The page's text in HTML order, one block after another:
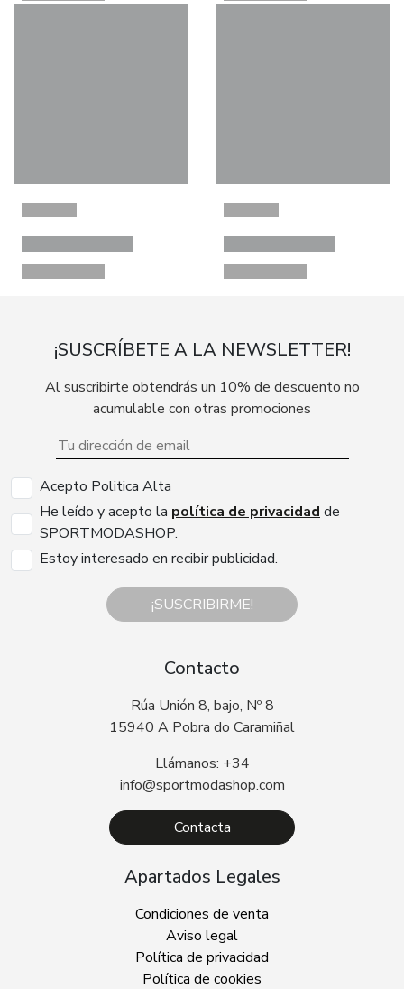
¡SUSCRÍBETE A LA NEWSLETTER!
Al suscribirte obtendrás un 10% de descuento no
acumulable con otras promociones
Acepto Politica Alta
He leído y acepto la política de privacidad de
SPORTMODASHOP.
Estoy interesado en recibir publicidad.
¡SUSCRIBIRME!
Contacto
Rúa Unión 8, bajo, Nº 8
15940 A Pobra do Caramiñal
Llámanos: +34
info@sportmodashop.com
Contacta
Apartados Legales
Condiciones de venta
Aviso legal
Política de privacidad
Política de cookies